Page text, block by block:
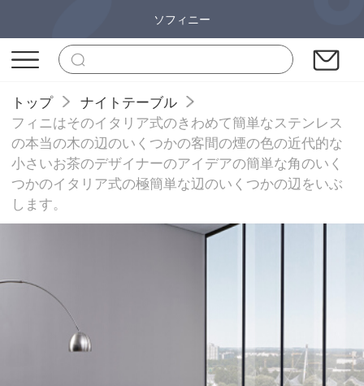
ソフィニー
トップ
ナイトテーブル
フィニはそのイタリア式のきわめて簡単なステンレス
の本当の木の辺のいくつかの客間の煙の色の近代的な
小さいお茶のデザイナーのアイデアの簡単な角のいく
つかのイタリア式の極簡単な辺のいくつかの辺をいぶ
します。